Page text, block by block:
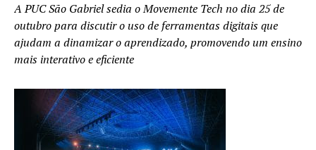
A PUC São Gabriel sedia o Movemente Tech no dia 25 de
outubro para discutir o uso de ferramentas digitais que
ajudam a dinamizar o aprendizado, promovendo um ensino
mais interativo e eficiente